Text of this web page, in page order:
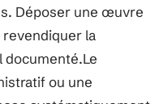
Déposer une œuvre
revendiquer la
documenté.Le
ou une